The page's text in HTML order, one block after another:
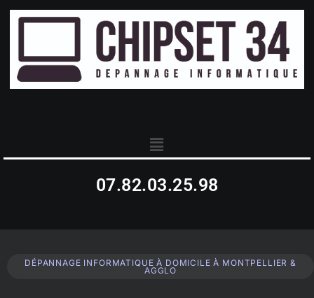
07.82.03.25.98
DÉPANNAGE INFORMATIQUE À DOMICILE À MONTPELLIER &
AGGLO